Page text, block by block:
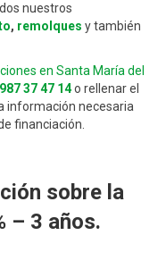
nuestros
, remolques y también
en Santa María del
987 37 47 14o rellenar el
información necesaria
financiación.
sobre la
– 3 años.